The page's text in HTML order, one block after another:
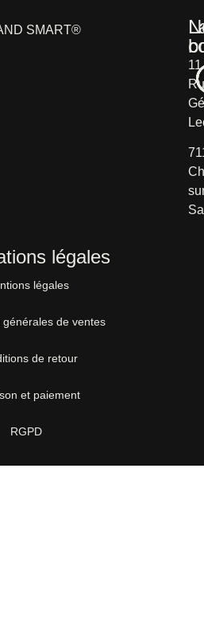
SMART®
11
légales
légales
générales de ventes
de retour
et paiement
RGPD